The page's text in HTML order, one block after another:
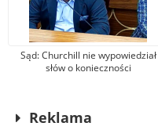
Sąd: Churchill nie wypowiedział
słów o konieczności
Reklama